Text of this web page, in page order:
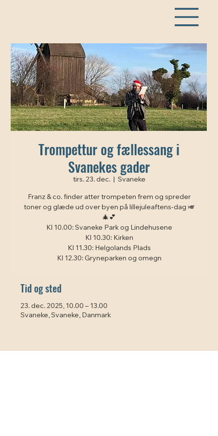
Trompettur og fællessang i
Svanekes gader
tirs. 23. dec.
  |
Svaneke
Franz & co. finder atter trompeten frem og spreder
toner og glæde ud over byen på lillejuleaftens-dag 🎺
🎄💕
Kl 10.00: Svaneke Park og Lindehusene
Kl 10.30: Kirken
Kl 11.30: Helgolands Plads
Kl 12.30: Gryneparken og omegn
Tid og sted
23. dec. 2025, 10.00 – 13.00
Svaneke, Svaneke, Danmark